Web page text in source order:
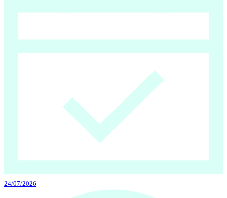
24/07/2026